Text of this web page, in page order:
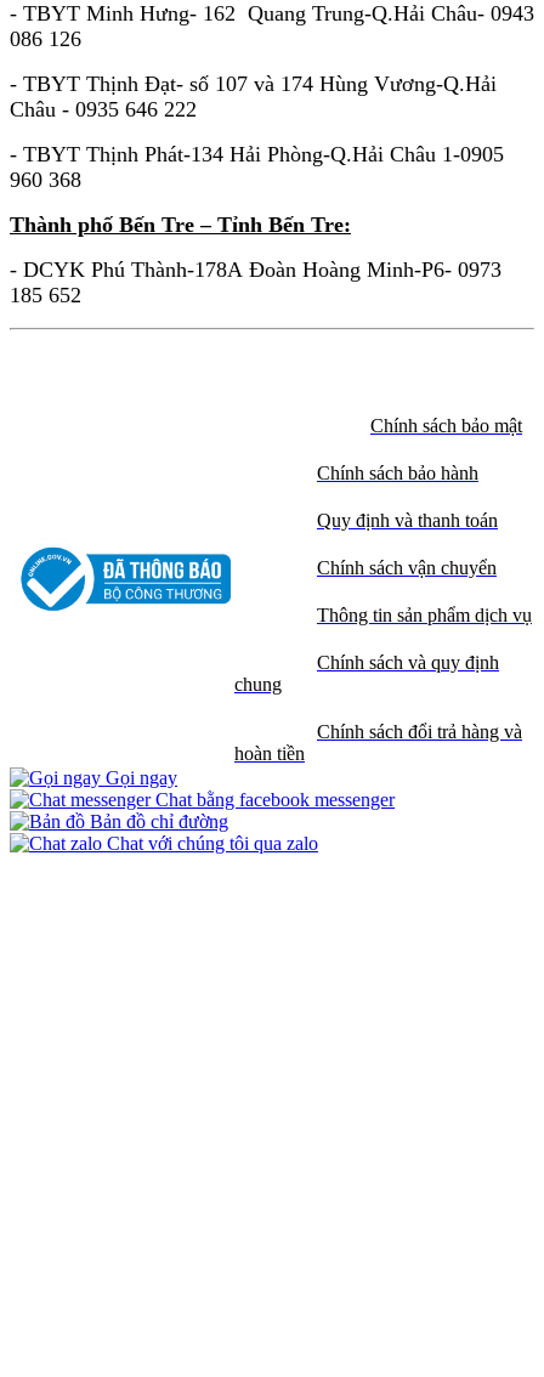
- TBYT Minh Hưng- 162 Quang Trung-Q.Hải Châu- 0943
086 126
- TBYT Thịnh Đạt- số 107 và 174 Hùng Vương-Q.Hải
Châu - 0935 646 222
- TBYT Thịnh Phát-134 Hải Phòng-Q.Hải Châu 1-0905
960 368
Thành phố Bến Tre – Tỉnh Bến Tre:
- DCYK Phú Thành-178A Đoàn Hoàng Minh-P6- 0973
185 652
Chính sách bảo mật
Chính sách bảo hành
Quy định và thanh toán
Chính sách vận chuyển
Thông tin sản phẩm dịch vụ
Chính sách và quy định
chung
Chính sách đổi trả hàng và
hoàn tiền
Gọi ngay
Chat bằng facebook messenger
Bản đồ chỉ đường
Chat với chúng tôi qua zalo